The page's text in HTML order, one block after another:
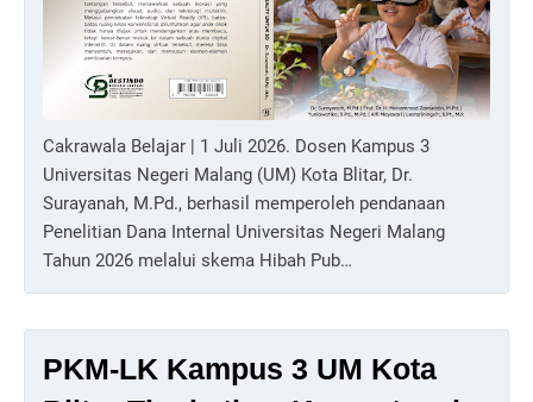
Cakrawala Belajar | 1 Juli 2026. Dosen Kampus 3
Universitas Negeri Malang (UM) Kota Blitar, Dr.
Surayanah, M.Pd., berhasil memperoleh pendanaan
Penelitian Dana Internal Universitas Negeri Malang
Tahun 2026 melalui skema Hibah Pub…
PKM-LK Kampus 3 UM Kota